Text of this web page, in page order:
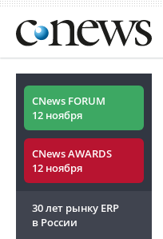
CNews FORUM
12 ноября
CNews AWARDS
12 ноября
30 лет рынку ERP
в России